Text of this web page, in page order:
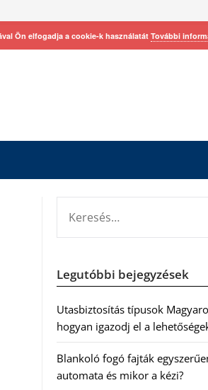
Legutóbbi bejegyzések
Utasbiztosítás típusok
hogyan igazodj el a
Blankoló fogó fajták
automata és mikor a kézi?
Ön elfogadja a cookie-k használatátTovábbi